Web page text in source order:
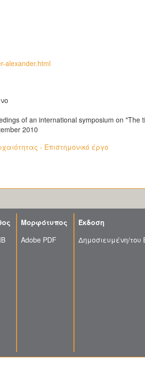
alexander.html
of an international symposium on
2010
- Επιστημονικό έργο
Μορφότυπος Έκδοση
Adobe PDF Δημοσιευμένη/του